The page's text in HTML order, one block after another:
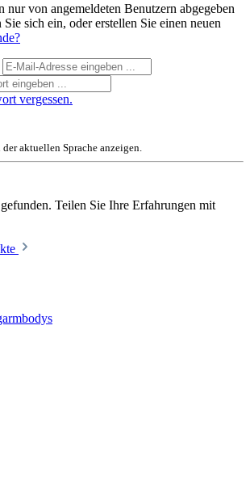
nur von angemeldeten Benutzern abgegeben
sich ein, oder erstellen Sie einen neuen
vergessen.
aktuellen Sprache anzeigen.
Teilen Sie Ihre Erfahrungen mit